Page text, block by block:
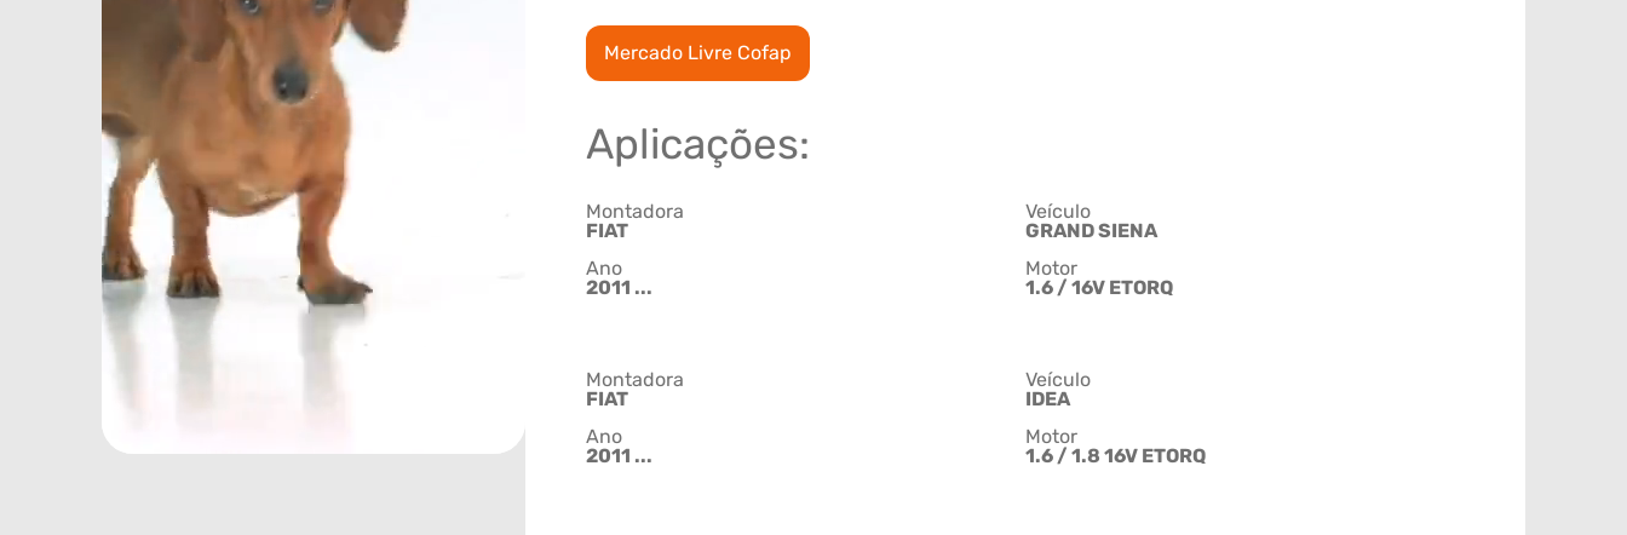
Mercado Livre Cofap
Aplicações:
Montadora
FIAT
Veículo
GRAND SIENA
Ano
2011 ...
Motor
1.6 / 16V ETORQ
Montadora
FIAT
Veículo
IDEA
Ano
2011 ...
Motor
1.6 / 1.8 16V ETORQ